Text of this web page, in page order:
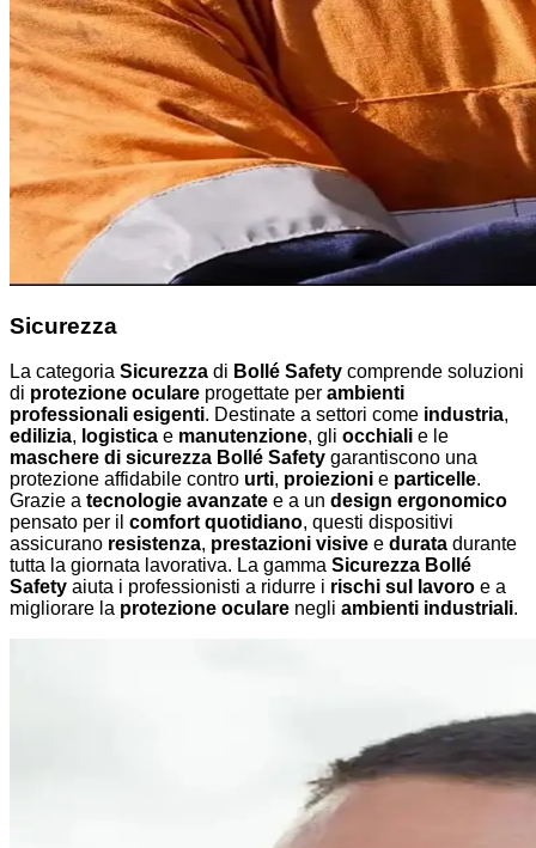
Sicurezza
La categoria Sicurezza di Bollé Safety comprende soluzioni
di protezione oculare progettate per ambienti
professionali esigenti. Destinate a settori come industria,
edilizia, logistica e manutenzione, gli occhiali e le
maschere di sicurezza Bollé Safety garantiscono una
protezione affidabile contro urti, proiezioni e particelle.
Grazie a tecnologie avanzate e a un design ergonomico
pensato per il comfort quotidiano, questi dispositivi
assicurano resistenza, prestazioni visive e durata durante
tutta la giornata lavorativa. La gamma Sicurezza Bollé
Safety aiuta i professionisti a ridurre i rischi sul lavoro e a
migliorare la protezione oculare negli ambienti industriali.